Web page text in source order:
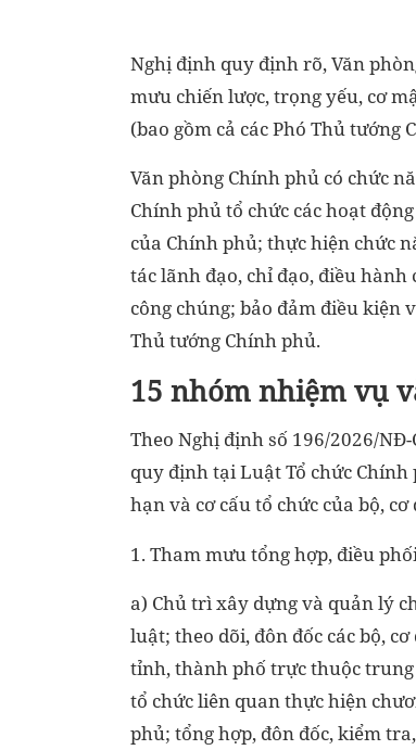
Nghị định quy định rõ, Văn
mưu chiến lược, trọng yếu, cơ
(bao gồm cả các Phó Thủ tướng
Văn phòng Chính phủ có chức
Chính phủ tổ chức các hoạt
của Chính phủ; thực hiện chức
tác lãnh đạo, chỉ đạo, điều
công chúng; bảo đảm điều kiện
Thủ tướng Chính phủ.
15 nhóm nhiệm vụ
Theo Nghị định số 196/2026/
quy định tại Luật Tổ chức
hạn và cơ cấu tổ chức của bộ,
1. Tham mưu tổng hợp, điều
a) Chủ trì xây dựng và quản lý
luật; theo dõi, đôn đốc các bộ,
tỉnh, thành phố trực thuộc trung
tổ chức liên quan thực hiện
phủ; tổng hợp, đôn đốc, kiểm